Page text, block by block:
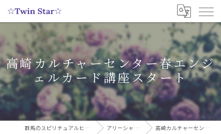
高崎カルチャーセンター春エンジ
ェルカード講座スタート
群馬のスピリチュアルヒーリングサロンなら実績多数の☆Twin Star☆ アリーシャのスピリチュアルブログ 高崎カルチャーセンター春エンジェルカード講座スタート